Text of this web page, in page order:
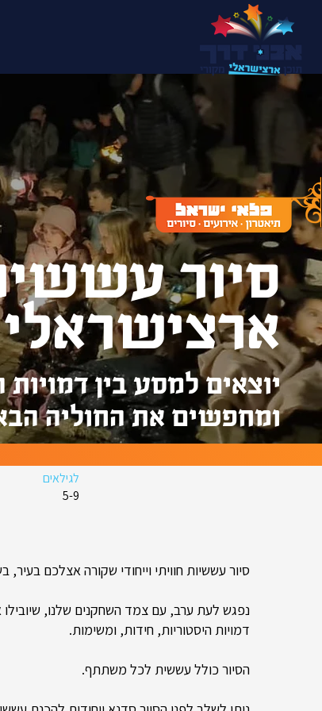
סיור
ארצישראלי
יוצאים למסע בין
ומחפשים את החוליה
לגילאים
5-9
סיור עששיות חוויתי וייחודי שקורה אצלכם
נפגש לעת ערב, עם צמד השחקנים שלנו,
דמויות היסטוריות, חידות, ומשימות.
הסיור כולל עששית לכל משתתף.